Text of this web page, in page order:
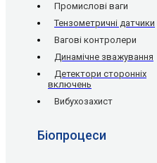
Промислові ваги
Тензометричні датчики
Вагові контролери
Динамічне зважування
Детектори сторонніх
включень
Вибухозахист
Біопроцеси